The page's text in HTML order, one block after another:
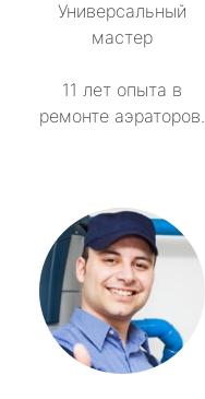
Универсальный
мастер
11 лет опыта в
ремонте аэраторов.